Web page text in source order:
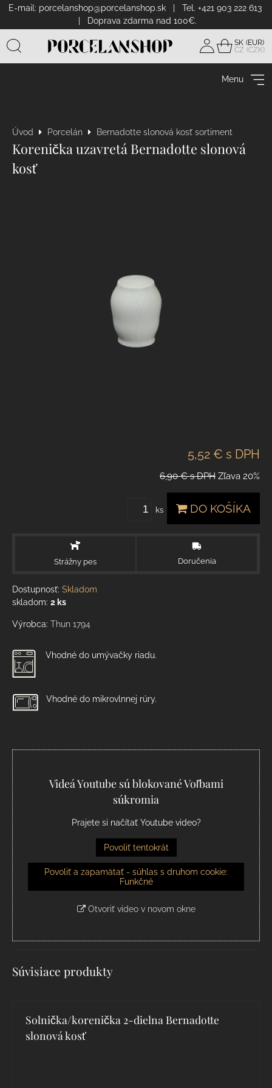
E-mail: porcelanshop@porcelanshop.sk| Tel. +421 903 222 613
| Doprava zdarma nad 100€.
Prihlásiť
SK
CZ
Menu
Úvod Porcelán Bernadotte slonová kosť sortiment
Korenička uzavretá Bernadotte slonová
kosť
5,52 € s DPH
6,90 € s DPH Zľava 20%
ks DO KOŠÍKA
Strážny pes Doručenia
Dostupnosť: Skladom
skladom: 2 ks
Výrobca: Thun 1794
Vhodné do umývačky riadu.
Vhodné do mikrovlnnej rúry.
Videá Youtube sú blokované Voľbami
súkromia
Prajete si načítať Youtube video?
Povoliť tentokrát
Povoliť a zapamätať - súhlas s druhom cookie:
Funkčné
Otvoriť video v novom okne
Súvisiace produkty
Solnička/korenička 2-dielna Bernadotte
slonová kosť